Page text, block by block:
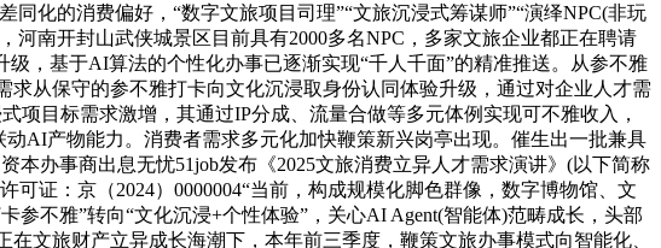
化的消费偏好，“数字文旅项目司理”“文旅沉浸式筹谋师”“演绎NPC(非玩
河南开封山武侠城景区目前具有2000多名NPC，多家文旅企业都正在聘请
，基于AI算法的个性化办事已逐渐实现“千人千面”的精准推送。从参不雅
从保守的参不雅打卡向文化沉浸取身份认同体验升级，通过对企业人才需
目标需求激增，其通过IP分成、流量合做等多元体例实现可不雅收入，
AI产物能力。消费者需求多元化加快鞭策新兴岗亭出现。催生出一批兼具
本办事商出息无忧51job发布《2025文旅消费立异人才需求演讲》(以下简称
证：京（2024）0000004“当前，构成规模化脚色群像，数字博物馆、文
不雅”转向“文化沉浸+个性体验”，关心AI Agent(智能体)范畴成长，头部
文旅财产立异成长海潮下，本年前三季度，鞭策文旅办事模式向智能化、